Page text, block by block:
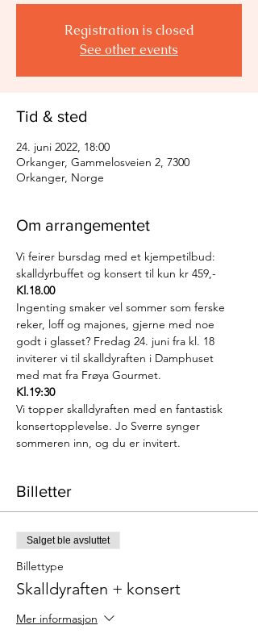
Registration is closed
See other events
Tid & sted
24. juni 2022, 18:00
Orkanger, Gammelosveien 2, 7300
Orkanger, Norge
Om arrangementet
Vi feirer bursdag med et kjempetilbud:
skalldyrbuffet og konsert til kun kr 459,-
Kl.18.00
Ingenting smaker vel sommer som ferske
reker, loff og majones, gjerne med noe
godt i glasset? Fredag 24. juni fra kl. 18
inviterer vi til skalldyraften i Damphuset
med mat fra Frøya Gourmet.
Kl.19:30
Vi topper skalldyraften med en fantastisk
konsertopplevelse. Jo Sverre synger
sommeren inn, og du er invitert.
Billetter
Salget ble avsluttet
Billettype
Skalldyraften + konsert
Mer informasjon